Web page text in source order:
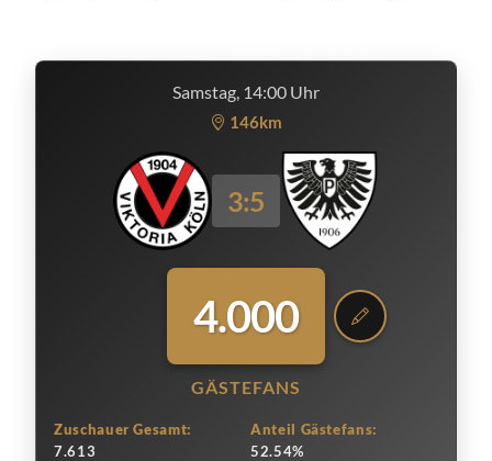
Samstag, 14:00 Uhr
146km
3:5
4.000
GÄSTEFANS
Zuschauer Gesamt:
7.613
Anteil Gästefans:
52.54%